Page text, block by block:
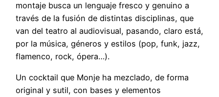
montaje busca un lenguaje fresco y genuino a
través de la fusión de distintas disciplinas, que
van del teatro al audiovisual, pasando, claro está,
por la música, géneros y estilos (pop, funk, jazz,
flamenco, rock, ópera…).
Un cocktail que Monje ha mezclado, de forma
original y sutil, con bases y elementos